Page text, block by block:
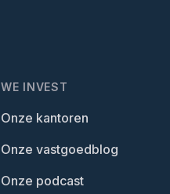
WE INVEST
Onze kantoren
Onze vastgoedblog
Onze podcast